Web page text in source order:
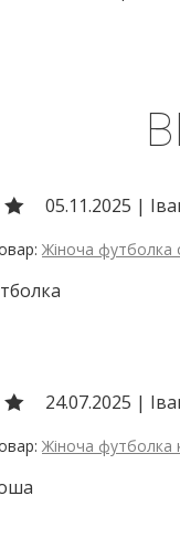
05.11.2025 |
Жіноча футболка
24.07.2025 |
Жіноча футболка